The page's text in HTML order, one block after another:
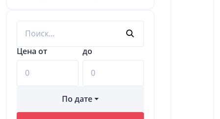
Цена от до
По дате